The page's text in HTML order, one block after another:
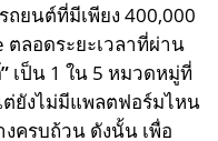
ยนต์ที่มีเพียง 400,000
ตลอดระยะเวลาที่ผ่าน
เป็น 1 ใน 5 หมวดหมู่ที่
ยังไม่มีแพลตฟอร์มไหน
ครบถ้วน ดังนั้น เพื่อ